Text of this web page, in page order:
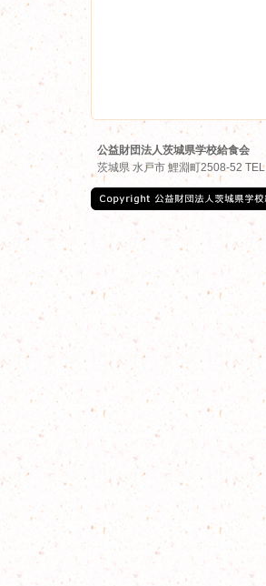
公益財団法人茨城県学校給食会
茨城県 水戸市 鯉淵町2508-52 TEL